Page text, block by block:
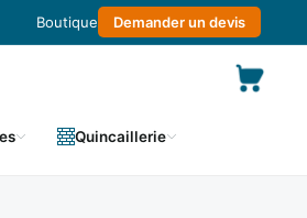
Boutique Demander un devis
Quincaillerie